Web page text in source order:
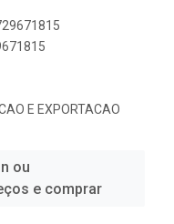
E EXPORTACAO
ou
e comprar